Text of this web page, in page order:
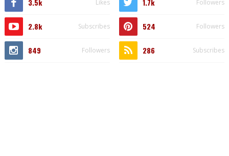
3.5k Likes 1.7k Followers
2.8k Subscribes 524 Followers
849 Followers 286 Subscribes